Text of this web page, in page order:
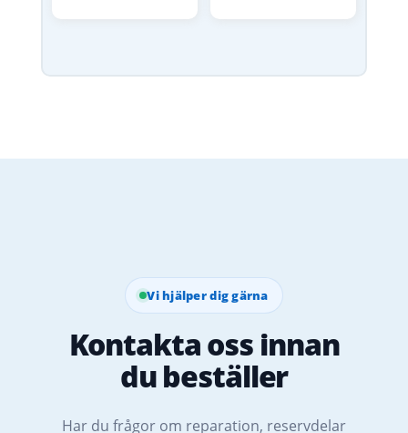
Vi hjälper dig gärna
Kontakta oss innan
du beställer
Har du frågor om reparation, reservdelar